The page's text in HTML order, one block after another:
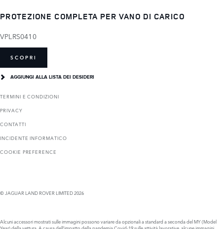
PROTEZIONE COMPLETA PER VANO DI CARICO
VPLRS0410
SCOPRI
AGGIUNGI ALLA LISTA DEI DESIDERI
TERMINI E CONDIZIONI
PRIVACY
CONTATTI
INCIDENTE INFORMATICO
COOKIE PREFERENCE
© JAGUAR LAND ROVER LIMITED 2026
Alcuni accessori mostrati sulle immagini possono variare da opzionali a standard a seconda del MY (Model